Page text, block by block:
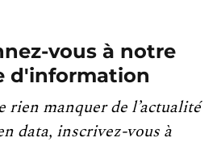
vous à notre
d'information
rien manquer de l’actualité
data, inscrivez-vous à